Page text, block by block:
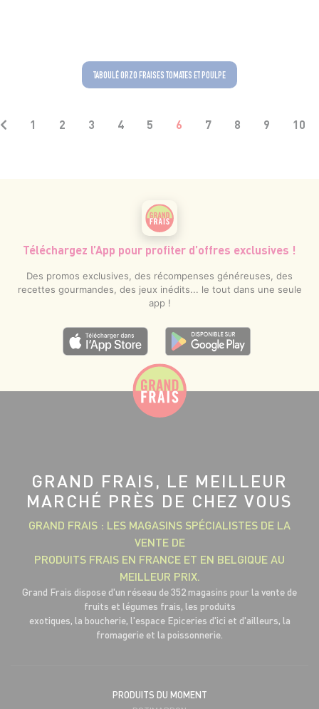
TABOULÉ ORZO FRAISES TOMATES ET POULPE
1 2 3 4 5 6 7 8 9 10
Téléchargez l’App pour profiter d’offres exclusives !
Des promos exclusives, des récompenses généreuses, des
recettes gourmandes, des jeux inédits... le tout dans une seule
app !
GRAND FRAIS, LE MEILLEUR
MARCHÉ PRÈS DE CHEZ VOUS
GRAND FRAIS : LES MAGASINS SPÉCIALISTES DE LA
VENTE DE
PRODUITS FRAIS EN FRANCE ET EN BELGIQUE AU
MEILLEUR PRIX.
Grand Frais dispose d'un réseau de 352 magasins pour la vente de
fruits et légumes frais, les produits
exotiques, la boucherie, l'espace Epiceries d'ici et d'ailleurs, la
fromagerie et la poissonnerie.
PRODUITS DU MOMENT